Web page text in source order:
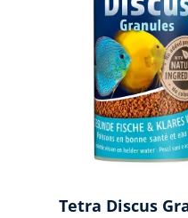
Tetra Discus